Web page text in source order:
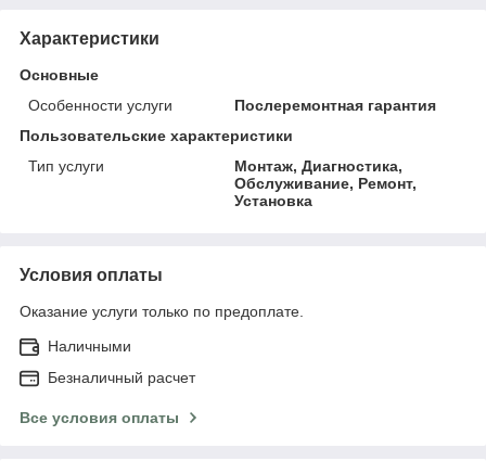
Характеристики
Основные
Особенности услуги
Послеремонтная гарантия
Пользовательские характеристики
Тип услуги
Монтаж, Диагностика,
Обслуживание, Ремонт,
Установка
Условия оплаты
Оказание услуги только по предоплате.
Наличными
Безналичный расчет
Все условия оплаты